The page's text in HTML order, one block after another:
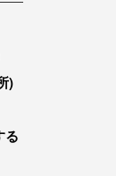
)
る